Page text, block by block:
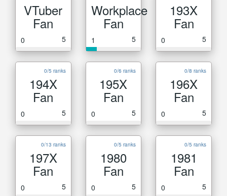
VTuber
Fan
0 5
Workplace
Fan
1 5
193X
Fan
0 5
0/5 ranks
194X
Fan
0 5
0/6 ranks
195X
Fan
0 5
0/8 ranks
196X
Fan
0 5
0/13 ranks
197X
Fan
0 5
0/5 ranks
1980
Fan
0 5
0/5 ranks
1981
Fan
0 5